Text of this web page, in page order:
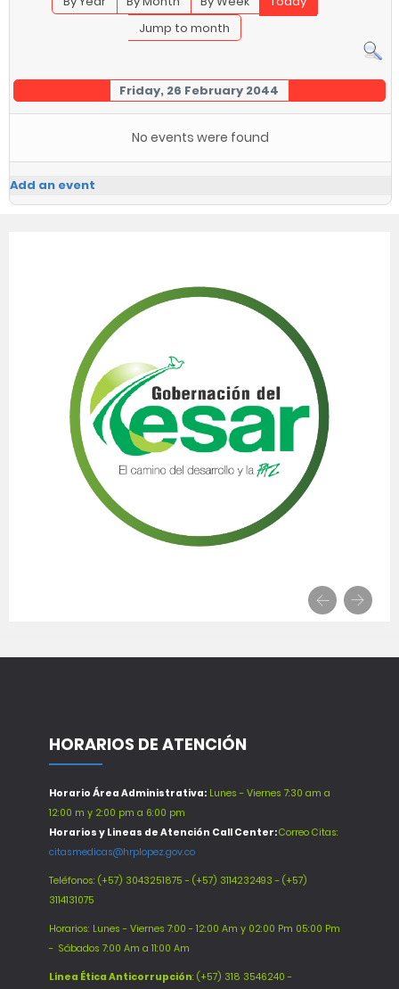
Jump to month
Friday, 26 February 2044
No events were found
Add an event
HORARIOS DE ATENCIÓN
Horario Área Administrativa: Lunes - Viernes 7:30 am a
12:00 m y 2:00 pm a 6:00 pm
Horarios y Lineas de Atención Call Center:Correo Citas:
citasmedicas@hrplopez.gov.co
Teléfonos: (+57) 3043251875 - (+57) 3114232493 - (+57)
3114131075
Horarios: Lunes - Viernes 7:00 - 12:00 Am y 02:00 Pm 05:00 Pm
- Sábados 7:00 Am a 11:00 Am
Línea Ética Anticorrupción: (+57) 318 3546240 -